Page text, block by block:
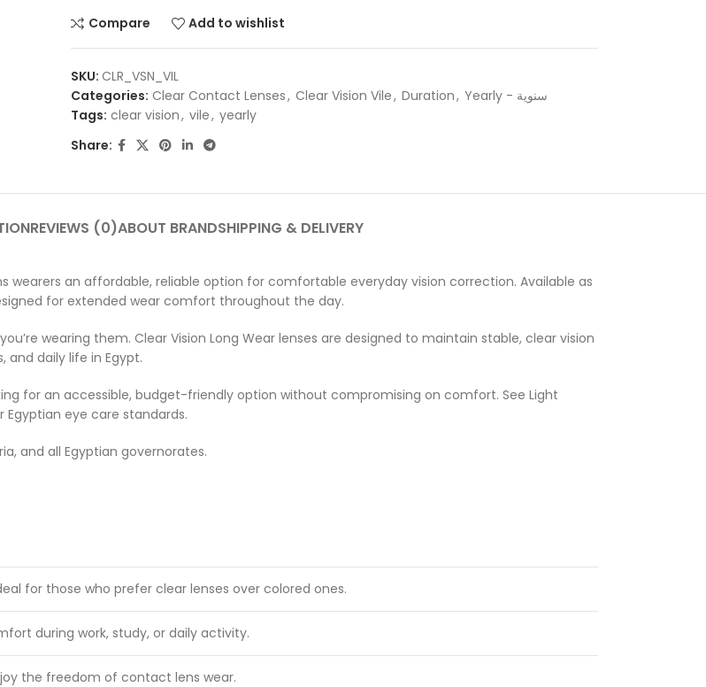
Compare Add to wishlist
SKU: CLR_VSN_VIL
Categories: Clear Contact Lenses, Clear Vision Vile, Duration,
Yearly - سنوية
Tags: clear vision, vile, yearly
Share:
REVIEWS (0)ABOUT BRANDSHIPPING & DELIVERY
wearers an affordable, reliable option for comfortable everyday vision correction. Available as
for extended wear comfort throughout the day.
wearing them. Clear Vision Long Wear lenses are designed to maintain stable, clear vision
and daily life in Egypt.
for an accessible, budget-friendly option without compromising on comfort. See Light
Egyptian eye care standards.
and all Egyptian governorates.
for those who prefer clear lenses over colored ones.
during work, study, or daily activity.
the freedom of contact lens wear.